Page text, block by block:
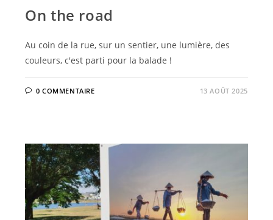
On the road
Au coin de la rue, sur un sentier, une lumière, des
couleurs, c'est parti pour la balade !
0 COMMENTAIRE 13 AOÛT 2025